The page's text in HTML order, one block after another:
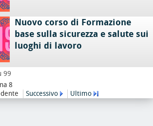
Nuovo corso di Formazione
base sulla sicurezza e salute sui
luoghi di lavoro
99
8
Successivo Ultimo